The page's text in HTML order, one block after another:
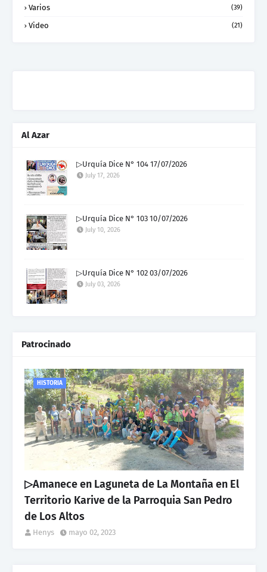
Varios (39)
Video (21)
Al Azar
▷Urquía Dice N° 104 17/07/2026
July 17, 2026
▷Urquía Dice N° 103 10/07/2026
July 10, 2026
▷Urquía Dice N° 102 03/07/2026
July 03, 2026
Patrocinado
HISTORIA
▷Amanece en Laguneta de La Montaña en El
Territorio Karive de la Parroquia San Pedro
de Los Altos
Henys mayo 02, 2023